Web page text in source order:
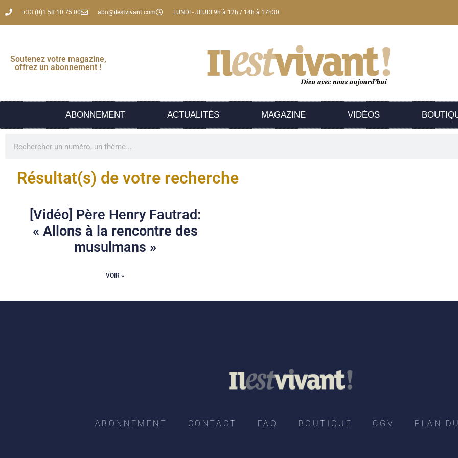
+33 (0)1 58 10 75 00 abo@ilestvivant.com LUNDI - JEUDI 9h à 12h / 14h à 17h30
Soutenez votre magazine,
offrez un abonnement !
ABONNEMENT ACTUALITÉS MAGAZINE VIDÉOS
Résultat(s) de votre recherche
[Vidéo] Père Henry Fautrad:
« Allons à la rencontre des
musulmans »
VOIR »
ABONNEMENT CONTACT FAQ BOUTIQUE CGV PLAN